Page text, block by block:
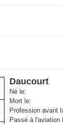
Daucourt
Né le:
Mort le:
Profession avant
Passé à l'aviation